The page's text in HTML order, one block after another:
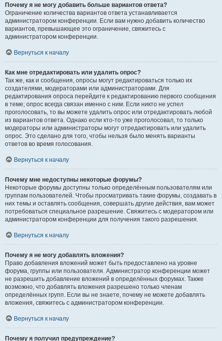
Почему я не могу добавить больше вариантов ответа?
Ограничение количества вариантов ответа устанавливается
администратором конференции. Если вам нужно добавить количество
вариантов, превышающее это ограничение, свяжитесь с
администратором конференции.
Вернуться к началу
Как мне отредактировать или удалить опрос?
Так же, как и сообщения, опросы могут редактироваться только их
создателями, модераторами или администраторами. Для
редактирования опроса перейдите к редактированию первого сообщения
в теме; опрос всегда связан именно с ним. Если никто не успел
проголосовать, то вы можете удалить опрос или отредактировать любой
из вариантов ответа. Однако если кто-то уже проголосовал, то только
модераторы или администраторы могут отредактировать или удалить
опрос. Это сделано для того, чтобы нельзя было менять варианты
ответов во время голосования.
Вернуться к началу
Почему мне недоступны некоторые форумы?
Некоторые форумы доступны только определённым пользователям или
группам пользователей. Чтобы просматривать такие форумы, создавать в
них темы и оставлять сообщения, совершать другие действия, вам может
потребоваться специальное разрешение. Свяжитесь с модератором или
администратором конференции для получения такого разрешения.
Вернуться к началу
Почему я не могу добавлять вложения?
Право добавления вложений может быть предоставлено на уровне
форума, группы или пользователя. Администратор конференции может
не разрешить добавление вложений в определённых форумах. Также
возможно, что добавлять вложения разрешено только членам
определённых групп. Если вы не знаете, почему не можете добавлять
вложения, свяжитесь с администратором конференции.
Вернуться к началу
Почему я получил предупреждение?